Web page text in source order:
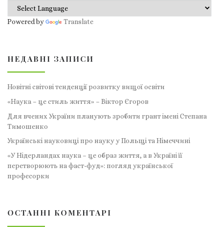
Powered by Translate
НЕДАВНІ ЗАПИСИ
Новітні світові тенденції розвитку вищої освіти
«Наука – це стиль життя» – Віктор Єгоров
Для вчених України планують зробити грант імені Степана
Тимошенко
Українські науковиці про науку у Польщі та Німеччині
«У Нідерландах наука – це образ життя, а в Україні її
перетворюють на фаст-фуд»: погляд української
професорки
ОСТАННІ КОМЕНТАРІ